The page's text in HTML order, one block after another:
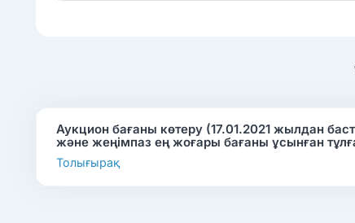
Аукцион бағаны көтеру (17.01.2021 жылдан
және жеңімпаз ең жоғары бағаны ұсынған
Толығырақ